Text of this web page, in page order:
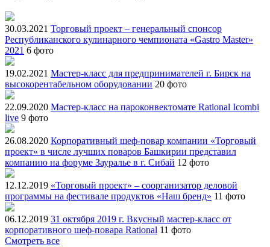
30.03.2021 Торговый проект – генеральный спонсор
Республиканского кулинарного чемпионата «Gastro Master»
2021 6 фото
19.02.2021 Мастер-класс для предпринимателей г. Бирск на
высокорентабельном оборудовании 20 фото
22.09.2020 Мастер-класс на пароконвектомате Rational Icombi
live 9 фото
26.08.2020 Корпоративный шеф-повар компании «Торговый
проект» в числе лучших поваров Башкирии представил
компанию на форуме Зауралье в г. Сибай 12 фото
12.12.2019 «Торговый проект» – соорганизатор деловой
программы на фестивале продуктов «Наш бренд» 11 фото
06.12.2019 31 октября 2019 г. Вкусный мастер-класс от
корпоративного шеф-повара Rational 11 фото
Смотреть все